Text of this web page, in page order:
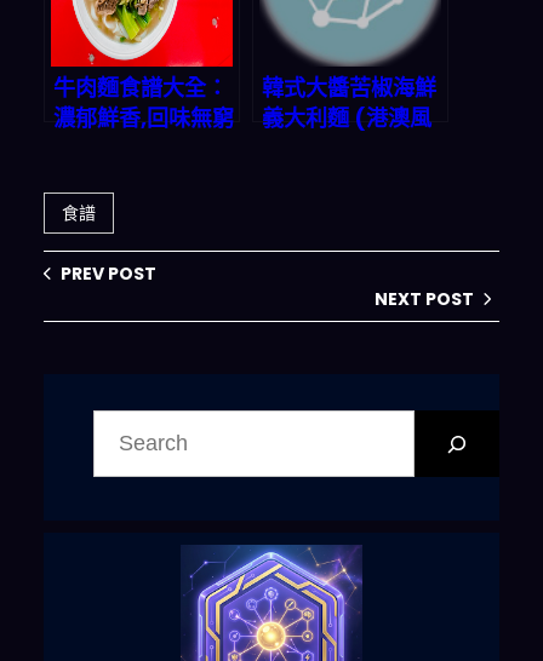
牛肉麵食譜大全：
濃郁鮮香,回味無窮
韓式大醬苦椒海鮮
義大利麵 (港澳風
食譜
PREV POST
NEXT POST